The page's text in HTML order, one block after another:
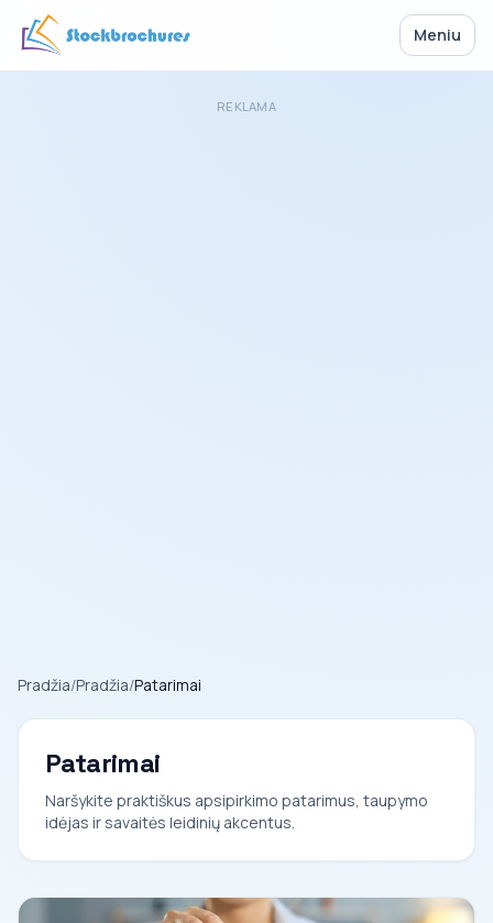
Meniu
REKLAMA
Pradžia/Pradžia/Patarimai
Patarimai
Naršykite praktiškus apsipirkimo patarimus, taupymo
idėjas ir savaitės leidinių akcentus.